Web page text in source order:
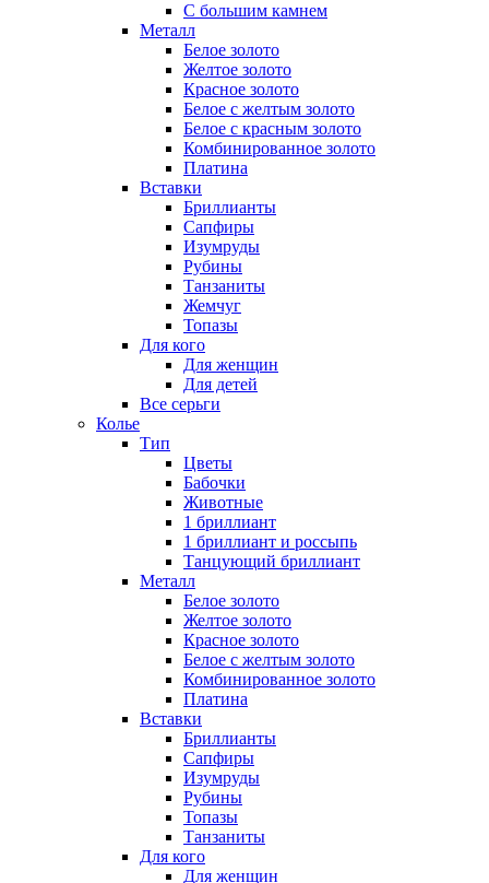
С большим камнем
Металл
Белое золото
Желтое золото
Красное золото
Белое с желтым золото
Белое с красным золото
Комбинированное золото
Платина
Вставки
Бриллианты
Сапфиры
Изумруды
Рубины
Танзаниты
Жемчуг
Топазы
Для кого
Для женщин
Для детей
Все серьги
Колье
Тип
Цветы
Бабочки
Животные
1 бриллиант
1 бриллиант и россыпь
Танцующий бриллиант
Металл
Белое золото
Желтое золото
Красное золото
Белое с желтым золото
Комбинированное золото
Платина
Вставки
Бриллианты
Сапфиры
Изумруды
Рубины
Топазы
Танзаниты
Для кого
Для женщин